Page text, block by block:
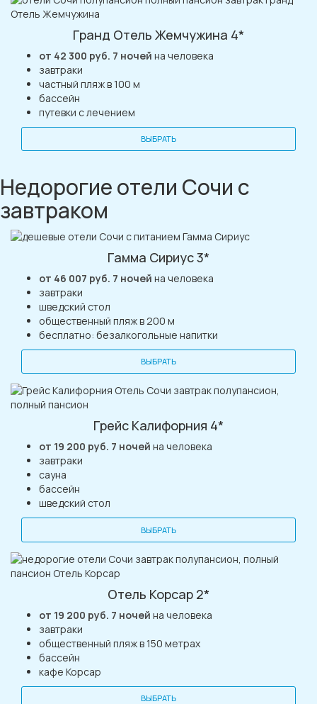
Гранд Отель Жемчужина 4*
от 42 300 руб. 7 ночей на человека
завтраки
частный пляж в 100 м
бассейн
путевки с лечением
ВЫБРАТЬ
Недорогие отели Сочи с
завтраком
Гамма Сириус 3*
от 46 007 руб. 7 ночей на человека
завтраки
шведский стол
общественный пляж в 200 м
бесплатно: безалкогольные напитки
ВЫБРАТЬ
Грейс Калифорния 4*
от 19 200 руб. 7 ночей на человека
завтраки
сауна
бассейн
шведский стол
ВЫБРАТЬ
Отель Корсар 2*
от 19 200 руб. 7 ночей на человека
завтраки
общественный пляж в 150 метрах
бассейн
кафе Корсар
ВЫБРАТЬ